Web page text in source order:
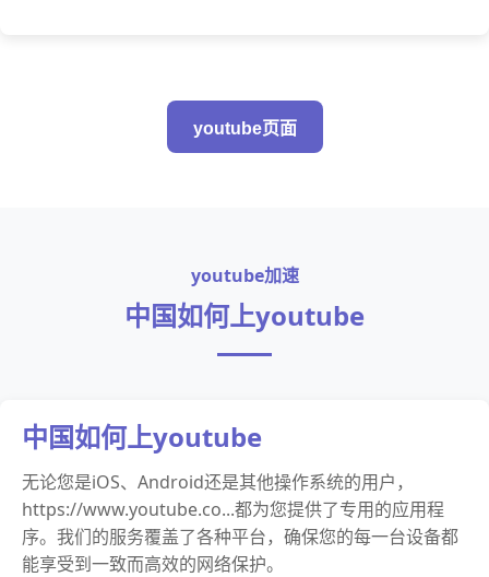
youtube页面
youtube加速
中国如何上youtube
中国如何上youtube
无论您是iOS、Android还是其他操作系统的用户，
https://www.youtube.co...都为您提供了专用的应用程
序。我们的服务覆盖了各种平台，确保您的每一台设备都
能享受到一致而高效的网络保护。